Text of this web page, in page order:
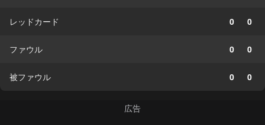
レッドカード 0 0
ファウル 0 0
被ファウル 0 0